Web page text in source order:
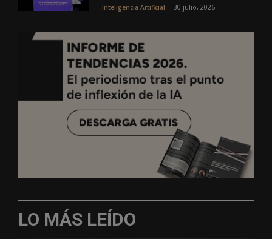
Inteligencia Artificial 30 julio, 2026
LO MÁS LEÍDO